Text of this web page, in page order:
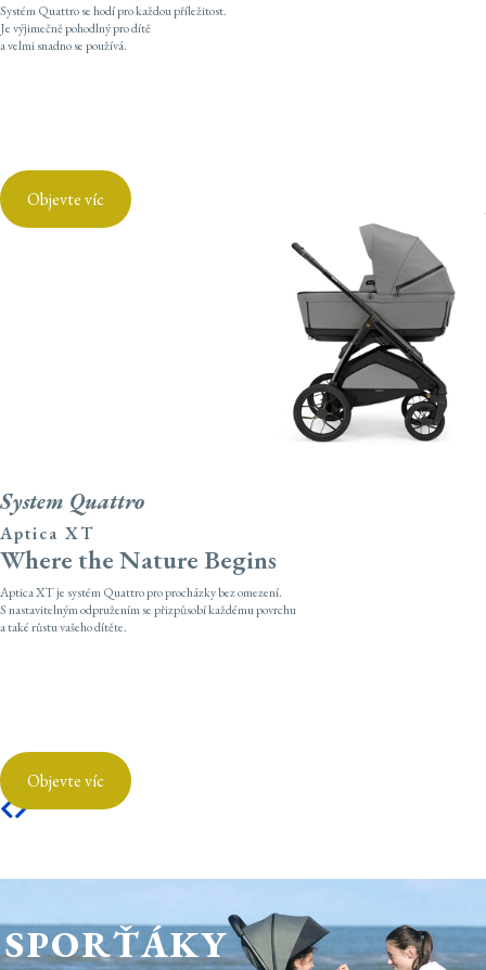
Systém Quattro se hodí pro každou příležitost.
Je výjimečně pohodlný pro dítě
a velmi snadno se používá.
Objevte víc
System Quattro
Aptica XT
Where the Nature Begins
Aptica XT je systém Quattro pro procházky bez omezení.
S nastavitelným odpružením se přizpůsobí každému povrchu
a také růstu vašeho dítěte.
Objevte víc
SPORŤÁKY